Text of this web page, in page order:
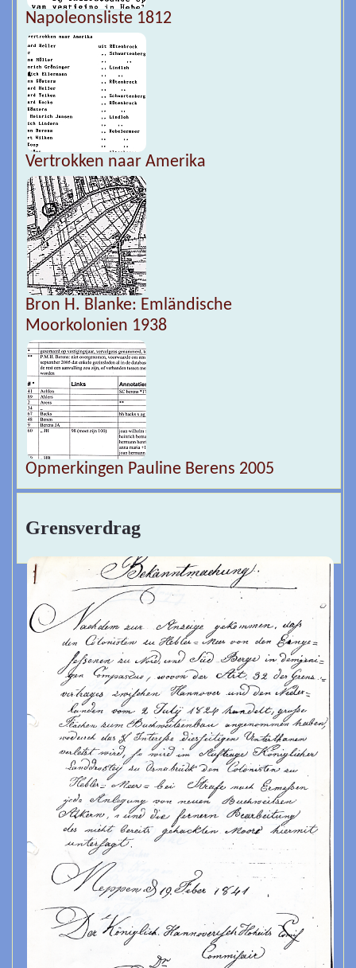
Napoleonsliste 1812
Vertrokken naar Amerika
Bron H. Blanke: Emländische
Moorkolonien 1938
Opmerkingen Pauline Berens 2005
Grensverdrag